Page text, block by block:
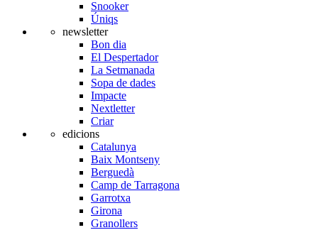
Snooker
Úniqs
newsletter
Bon dia
El Despertador
La Setmanada
Sopa de dades
Impacte
Nextletter
Criar
edicions
Catalunya
Baix Montseny
Berguedà
Camp de Tarragona
Garrotxa
Girona
Granollers